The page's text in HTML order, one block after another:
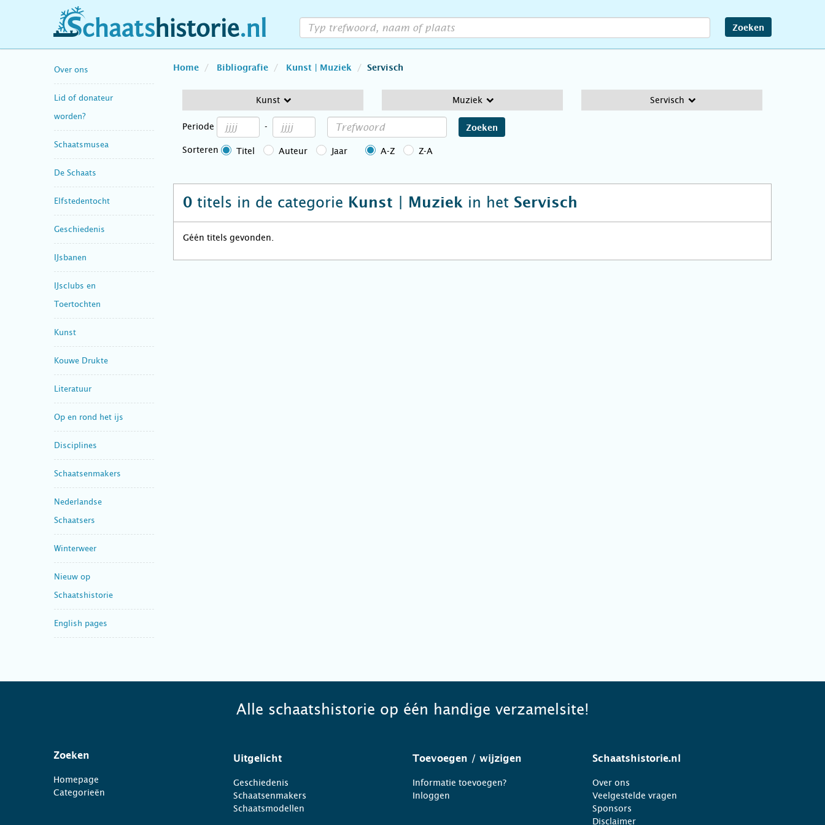
schaatshistorie.nl Zoeken
Over ons
Lid of donateur
worden?
Schaatsmusea
De Schaats
Elfstedentocht
Geschiedenis
IJsbanen
IJsclubs en
Toertochten
Kunst
Kouwe Drukte
Literatuur
Op en rond het ijs
Disciplines
Schaatsenmakers
Nederlandse
Schaatsers
Winterweer
Nieuw op
Schaatshistorie
English pages
Home Bibliografie Kunst | Muziek Servisch
Kunst Muziek Servisch
Periode - Zoeken
Sorteren Titel Auteur Jaar A-Z Z-A
0 titels in de categorie Kunst | Muziek in het Servisch
Géén titels gevonden.
Alle schaatshistorie op één handige verzamelsite!
Zoeken
Homepage
Categorieën
Uitgelicht
Geschiedenis
Schaatsenmakers
Schaatsmodellen
Toevoegen / wijzigen
Informatie toevoegen?
Inloggen
Schaatshistorie.nl
Over ons
Veelgestelde vragen
Sponsors
Disclaimer